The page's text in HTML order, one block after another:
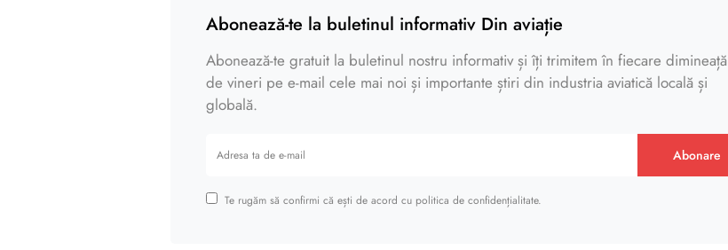
Abonează-te la buletinul informativ Din aviație
Abonează-te gratuit la buletinul nostru informativ și îți trimitem în fiecare dimineață
de vineri pe e-mail cele mai noi și importante știri din industria aviatică locală și
globală.
Abonare
Te rugăm să confirmi că ești de acord cu politica de confidențialitate.